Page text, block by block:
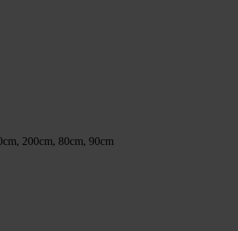
200cm, 80cm, 90cm